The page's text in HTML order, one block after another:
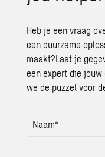
Heb je een vraag
een duurzame
maakt?Laat je
een expert die jouw
we de puzzel voor
Naam*